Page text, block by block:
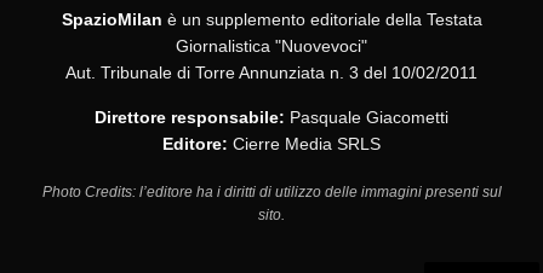
SpazioMilan è un supplemento editoriale della Testata
Giornalistica "Nuovevoci"
Aut. Tribunale di Torre Annunziata n. 3 del 10/02/2011
Direttore responsabile: Pasquale Giacometti
Editore: Cierre Media SRLS
Photo Credits: l’editore ha i diritti di utilizzo delle immagini presenti sul
sito.